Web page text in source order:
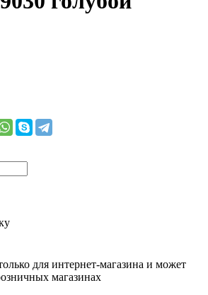
для интернет-магазина и может
магазинах